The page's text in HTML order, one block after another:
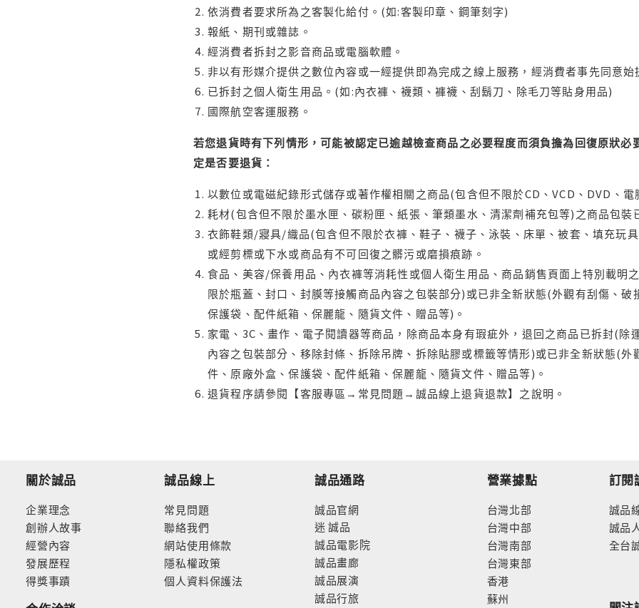
依消費者要求所為之客製化給付。(如:客製印章、鋼筆刻字)
報紙、期刊或雜誌。
經消費者拆封之影音商品或電腦軟體。
非以有形媒介提供之數位內容或一經提供即為完成之線上服務，經消費者事先同意
已拆封之個人衛生用品。(如:內衣褲、襪類、褲襪、刮鬍刀、除毛刀等貼身用品)
國際航空客運服務。
若您退貨時有下列情形，可能被認定已逾越檢查商品之必要程度而須負擔為回復原狀
定是否要退貨：
以數位或電磁紀錄形式儲存或著作權相關之商品(包含但不限於CD、VCD、DVD、
耗材(包含但不限於墨水匣、碳粉匣、紙張、筆類墨水、清潔劑補充包等)之商品包
衣飾鞋類/寢具/織品(包含但不限於衣褲、鞋子、襪子、泳裝、床單、被套、填充玩
或經剪標或下水或商品有不可回復之髒污或磨損痕跡。
食品、美容/保養用品、內衣褲等消耗性或個人衛生用品、商品銷售頁面上特別載明
限於瓶蓋、封口、封膜等接觸商品內容之包裝部分)或已非全新狀態(外觀有刮傷、
保護袋、配件紙箱、保麗龍、隨貨文件、贈品等)。
家電、3C、畫作、電子閱讀器等商品，除商品本身有瑕疵外，退回之商品已拆封(
內容之包裝部分、移除封條、拆除吊牌、拆除貼膠或標籤等情形)或已非全新狀態(
件、原廠外盒、保護袋、配件紙箱、保麗龍、隨貨文件、贈品等)。
退貨程序請參閱【客服專區→常見問題→誠品線上退貨退款】之說明。
關於誠品
企業理念
創辦人故事
經營內容
發展歷程
得獎事蹟
誠品線上
常見問題
聯絡我們
網站使用條款
隱私權政策
個人資料保護法
誠品通路
誠品官網
迷 誠品
誠品電影院
誠品畫廊
誠品展演
誠品行旅
營業據點
台灣北部
台灣中部
台灣南部
台灣東部
香港
蘇州
訂閱
誠品
誠品
全台